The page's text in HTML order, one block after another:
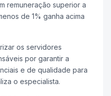
remuneração superior a
de 1% ganha acima
os servidores
por garantir a
e de qualidade para
o especialista.